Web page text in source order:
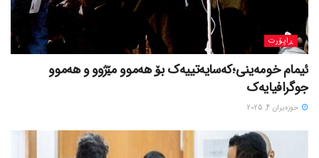
ڕاپۆرت
ئیمام خومەینی؛کەسایەتییەک بۆ هەموو مێژوو و هەموو
جوگرافیایەک
حوزه‌یران 4, 2025